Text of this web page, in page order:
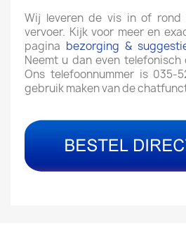
Wij leveren de vis in of rond
vervoer. Kijk voor meer en
pagina bezorging &
Neemt u dan even
Ons telefoonnummer is 035-
gebruik maken van de